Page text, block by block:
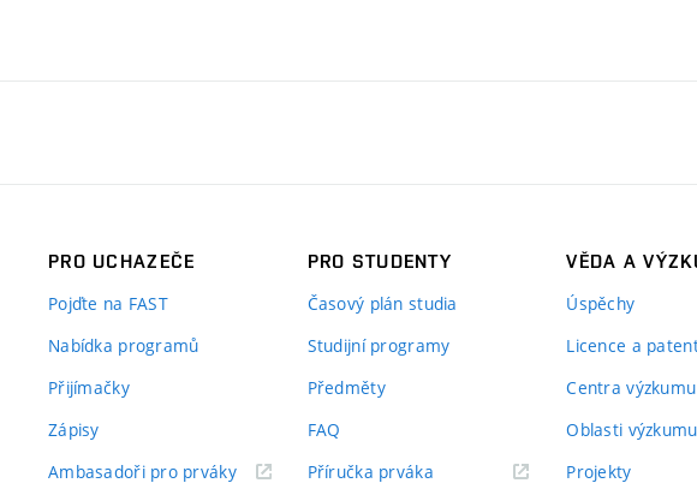
PRO UCHAZEČE
Pojďte na FAST
Nabídka programů
Přijímačky
Zápisy
Ambasadoři pro prváky(externí
PRO STUDENTY
Časový plán studia
Studijní programy
Předměty
FAQ
Příručka prváka(externí
VĚDA A
Úspěchy
Licence a
Centra výzkumu
Oblasti výzkumu
Projekty